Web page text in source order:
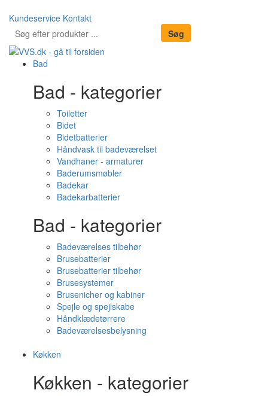
Kundeservice Kontakt
Bad
Bad - kategorier
Toiletter
Bidet
Bidetbatterier
Håndvask til badeværelset
Vandhaner - armaturer
Baderumsmøbler
Badekar
Badekarbatterier
Bad - kategorier
Badeværelses tilbehør
Brusebatterier
Brusebatterier tilbehør
Brusesystemer
Brusenicher og kabiner
Spejle og spejlskabe
Håndklædetørrere
Badeværelsesbelysning
Køkken
Køkken - kategorier